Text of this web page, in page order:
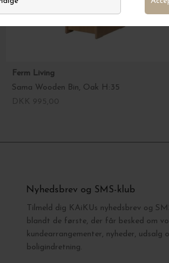
Ferm Living
Sama Wooden Bin, Oak H:35
Nyhedsbrev og SMS-klub
Tilmeld dig KAiKUs nyhedsbrev og
blandt de første, der får besked om
kundearrangementer, nyheder, udsalg
boligindretning.